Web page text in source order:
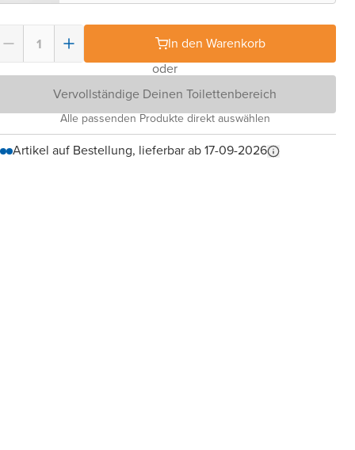
In den Warenkorb
oder
Vervollständige Deinen Toilettenbereich
Alle passenden Produkte direkt auswählen
Artikel auf Bestellung, lieferbar ab 17-09-2026